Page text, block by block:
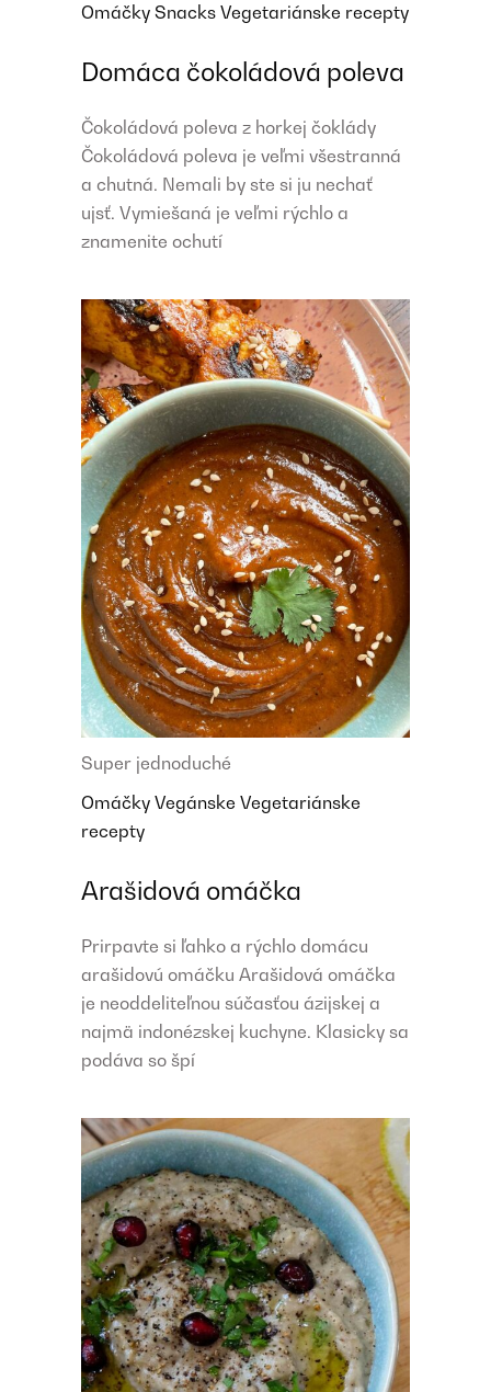
Omáčky Snacks Vegetariánske recepty
Domáca čokoládová poleva
Čokoládová poleva z horkej čoklády
Čokoládová poleva je veľmi všestranná
a chutná. Nemali by ste si ju nechať
ujsť. Vymiešaná je veľmi rýchlo a
znamenite ochutí
Super jednoduché
Omáčky Vegánske Vegetariánske
recepty
Arašidová omáčka
Prirpavte si ľahko a rýchlo domácu
arašidovú omáčku Arašidová omáčka
je neoddeliteľnou súčasťou ázijskej a
najmä indonézskej kuchyne. Klasicky sa
podáva so špí